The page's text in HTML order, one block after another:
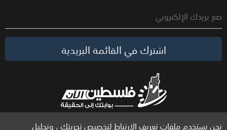
نحن نستخدم ملفات تعريف الارتباط لتخصيص تجربتك ، وتحليل
اشترك في القائمة البريدية